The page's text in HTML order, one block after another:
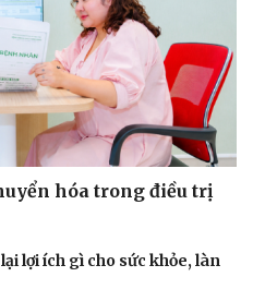
hóa trong điều trị
lợi ích gì cho sức khỏe, làn